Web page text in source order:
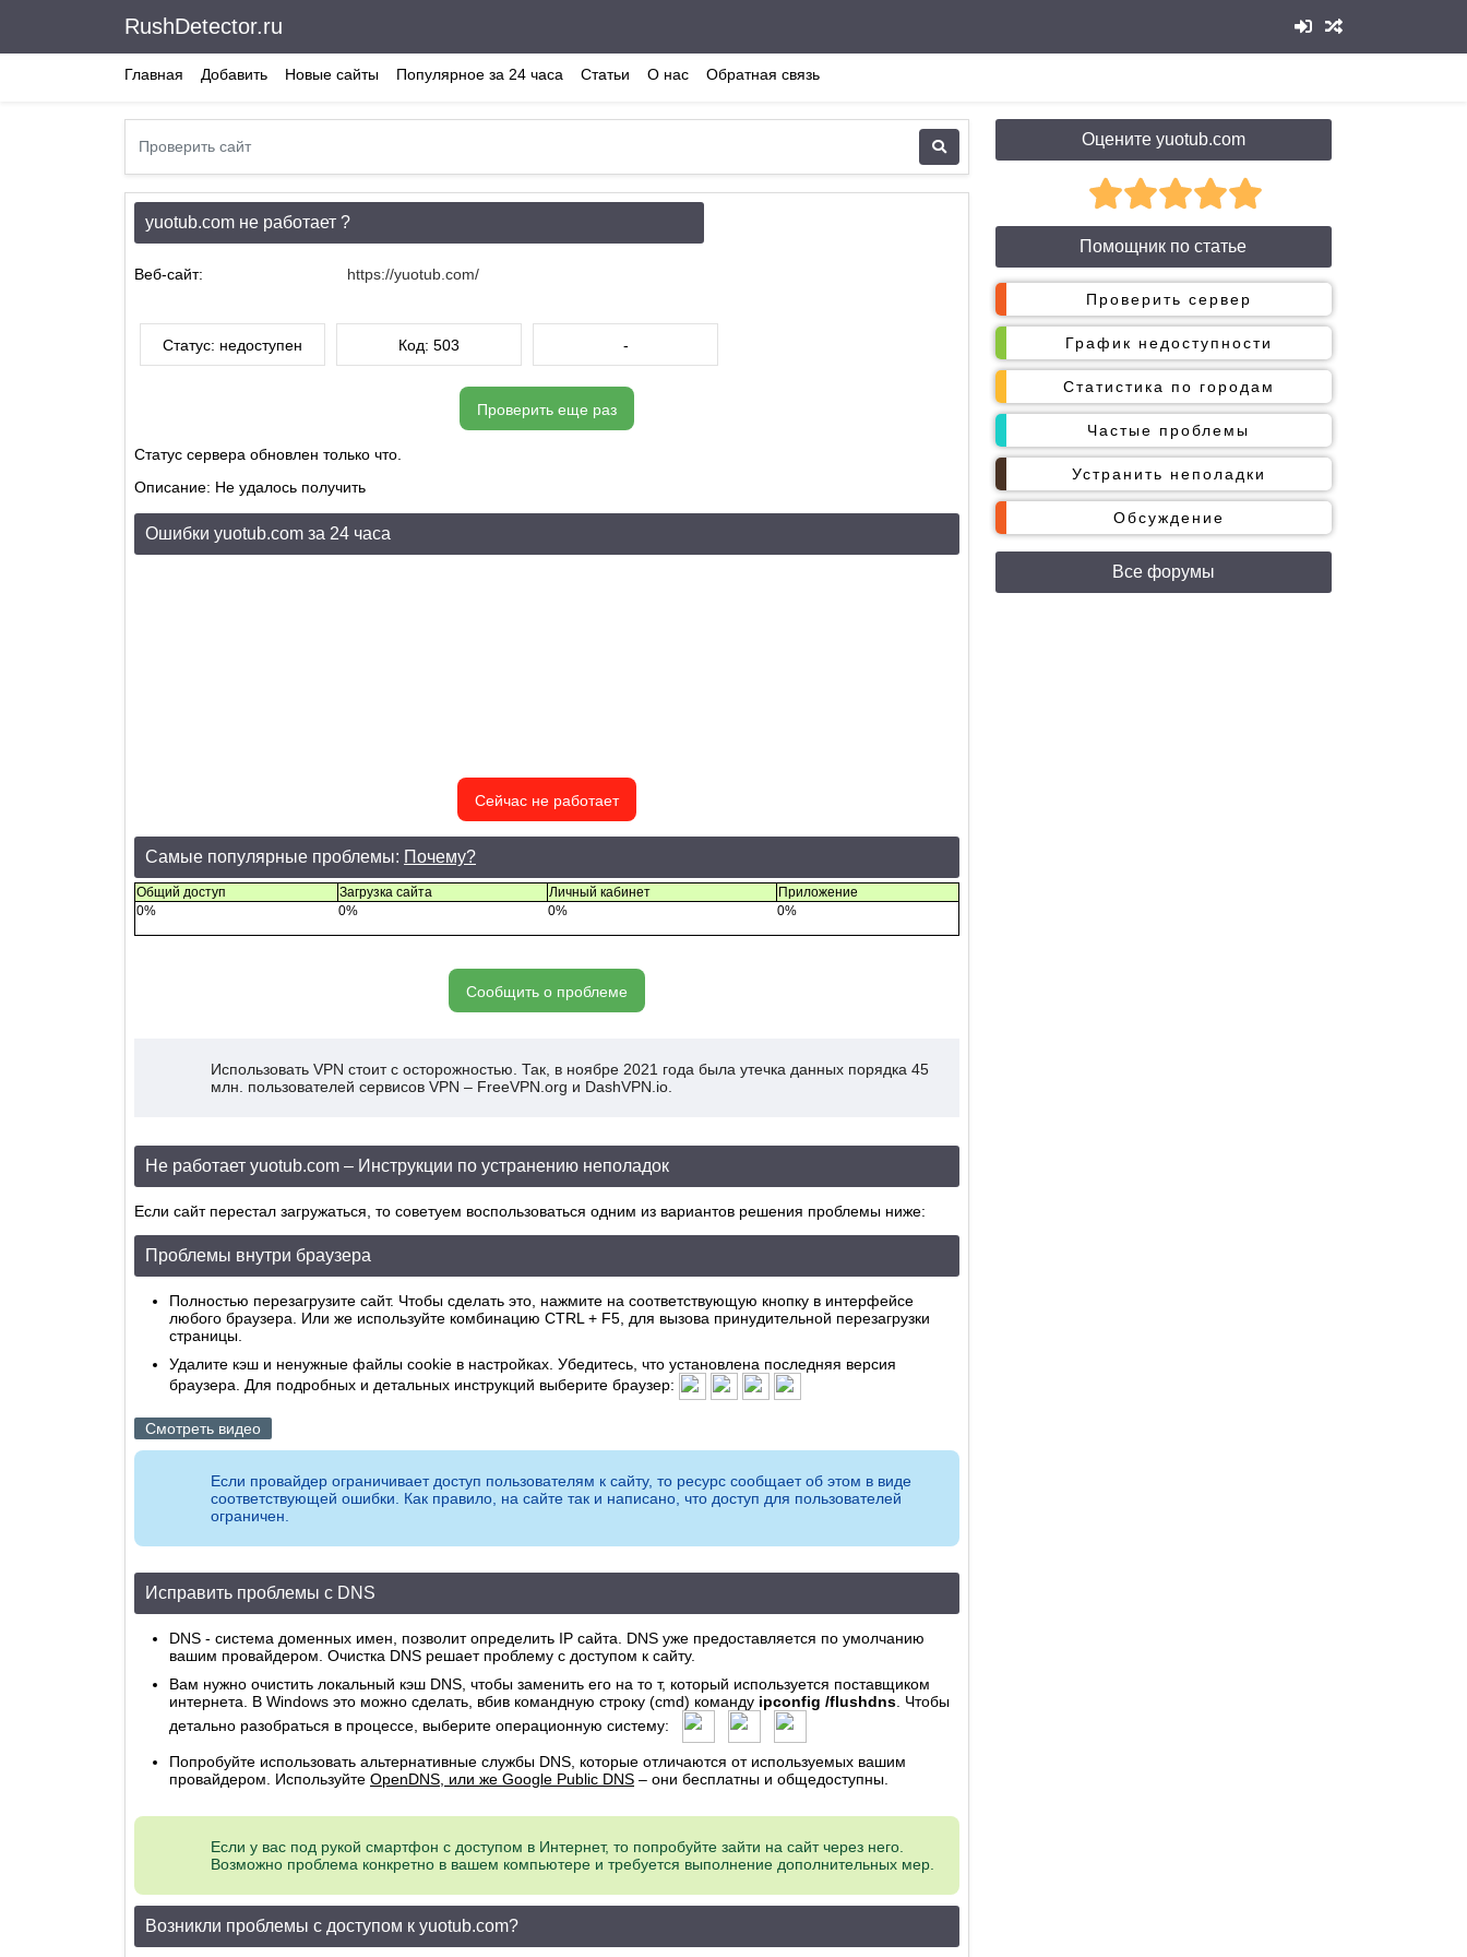
RushDetector.ru
Главная Добавить Новые сайты Популярное за 24 часа Статьи О нас Обратная связь
yuotub.com не работает ?
Веб-сайт: https://yuotub.com/
Статус: недоступен Код: 503 -
Проверить еще раз
Статус сервера обновлен только что.
Описание: Не удалось получить
Ошибки yuotub.com за 24 часа
Сейчас не работает
Самые популярные проблемы: Почему?
Общий доступ Загрузка сайта Личный кабинет
Приложение
0%
0% 0% 0%
Сообщить о проблеме
Использовать VPN стоит с осторожностью. Так, в ноябре 2021 года была утечка данных порядка 45
млн. пользователей сервисов VPN – FreeVPN.org и DashVPN.io.
Не работает yuotub.com – Инструкции по устранению неполадок
Если сайт перестал загружаться, то советуем воспользоваться одним из вариантов решения проблемы ниже:
Проблемы внутри браузера
Полностью перезагрузите сайт. Чтобы сделать это, нажмите на соответствующую кнопку в интерфейсе
любого браузера. Или же используйте комбинацию CTRL + F5, для вызова принудительной перезагрузки
страницы.
Удалите кэш и ненужные файлы cookie в настройках. Убедитесь, что установлена последняя версия
браузера. Для подробных и детальных инструкций выберите браузер:
Смотреть видео
Если провайдер ограничивает доступ пользователям к сайту, то ресурс сообщает об этом в виде
соответствующей ошибки. Как правило, на сайте так и написано, что доступ для пользователей
ограничен.
Исправить проблемы с DNS
DNS - система доменных имен, позволит определить IP сайта. DNS уже предоставляется по умолчанию
вашим провайдером. Очистка DNS решает проблему с доступом к сайту.
Вам нужно очистить локальный кэш DNS, чтобы заменить его на то т, который используется поставщиком
интернета. В Windows это можно сделать, вбив командную строку (cmd) команду ipconfig /flushdns . Чтобы
детально разобраться в процессе, выберите операционную систему:
Попробуйте использовать альтернативные службы DNS, которые отличаются от используемых вашим
провайдером. Используйте OpenDNS, или же Google Public DNS – они бесплатны и общедоступны.
Если у вас под рукой смартфон с доступом в Интернет, то попробуйте зайти на сайт через него.
Возможно проблема конкретно в вашем компьютере и требуется выполнение дополнительных мер.
Возникли проблемы с доступом к yuotub.com?
Оцените yuotub.com
Помощник по статье
Проверить сервер
График недоступности
Статистика по городам
Частые проблемы
Устранить неполадки
Обсуждение
Все форумы